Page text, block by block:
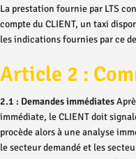
La prestation fournie par LTS
compte du CLIENT, un taxi
les indications fournies par ce
Article 2 :
2.1 : Demandes immédiates
immédiate, le CLIENT doit
procède alors à une analyse
le secteur demandé et les